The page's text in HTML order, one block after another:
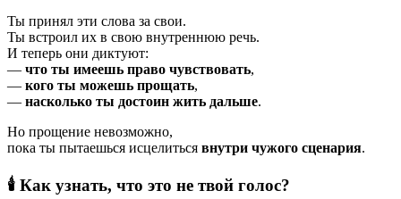
Ты принял эти слова за свои.
Ты встроил их в свою внутреннюю речь.
И теперь они диктуют:
— что ты имеешь право чувствовать,
— кого ты можешь прощать,
— насколько ты достоин жить дальше.
Но прощение невозможно,
пока ты пытаешься исцелиться внутри чужого сценария.
🕯 Как узнать, что это не твой голос?